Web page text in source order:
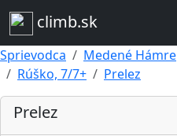
climb.sk
Sprievodca Medené Hámre
Rúško, 7/7+
Prelez
Prelez